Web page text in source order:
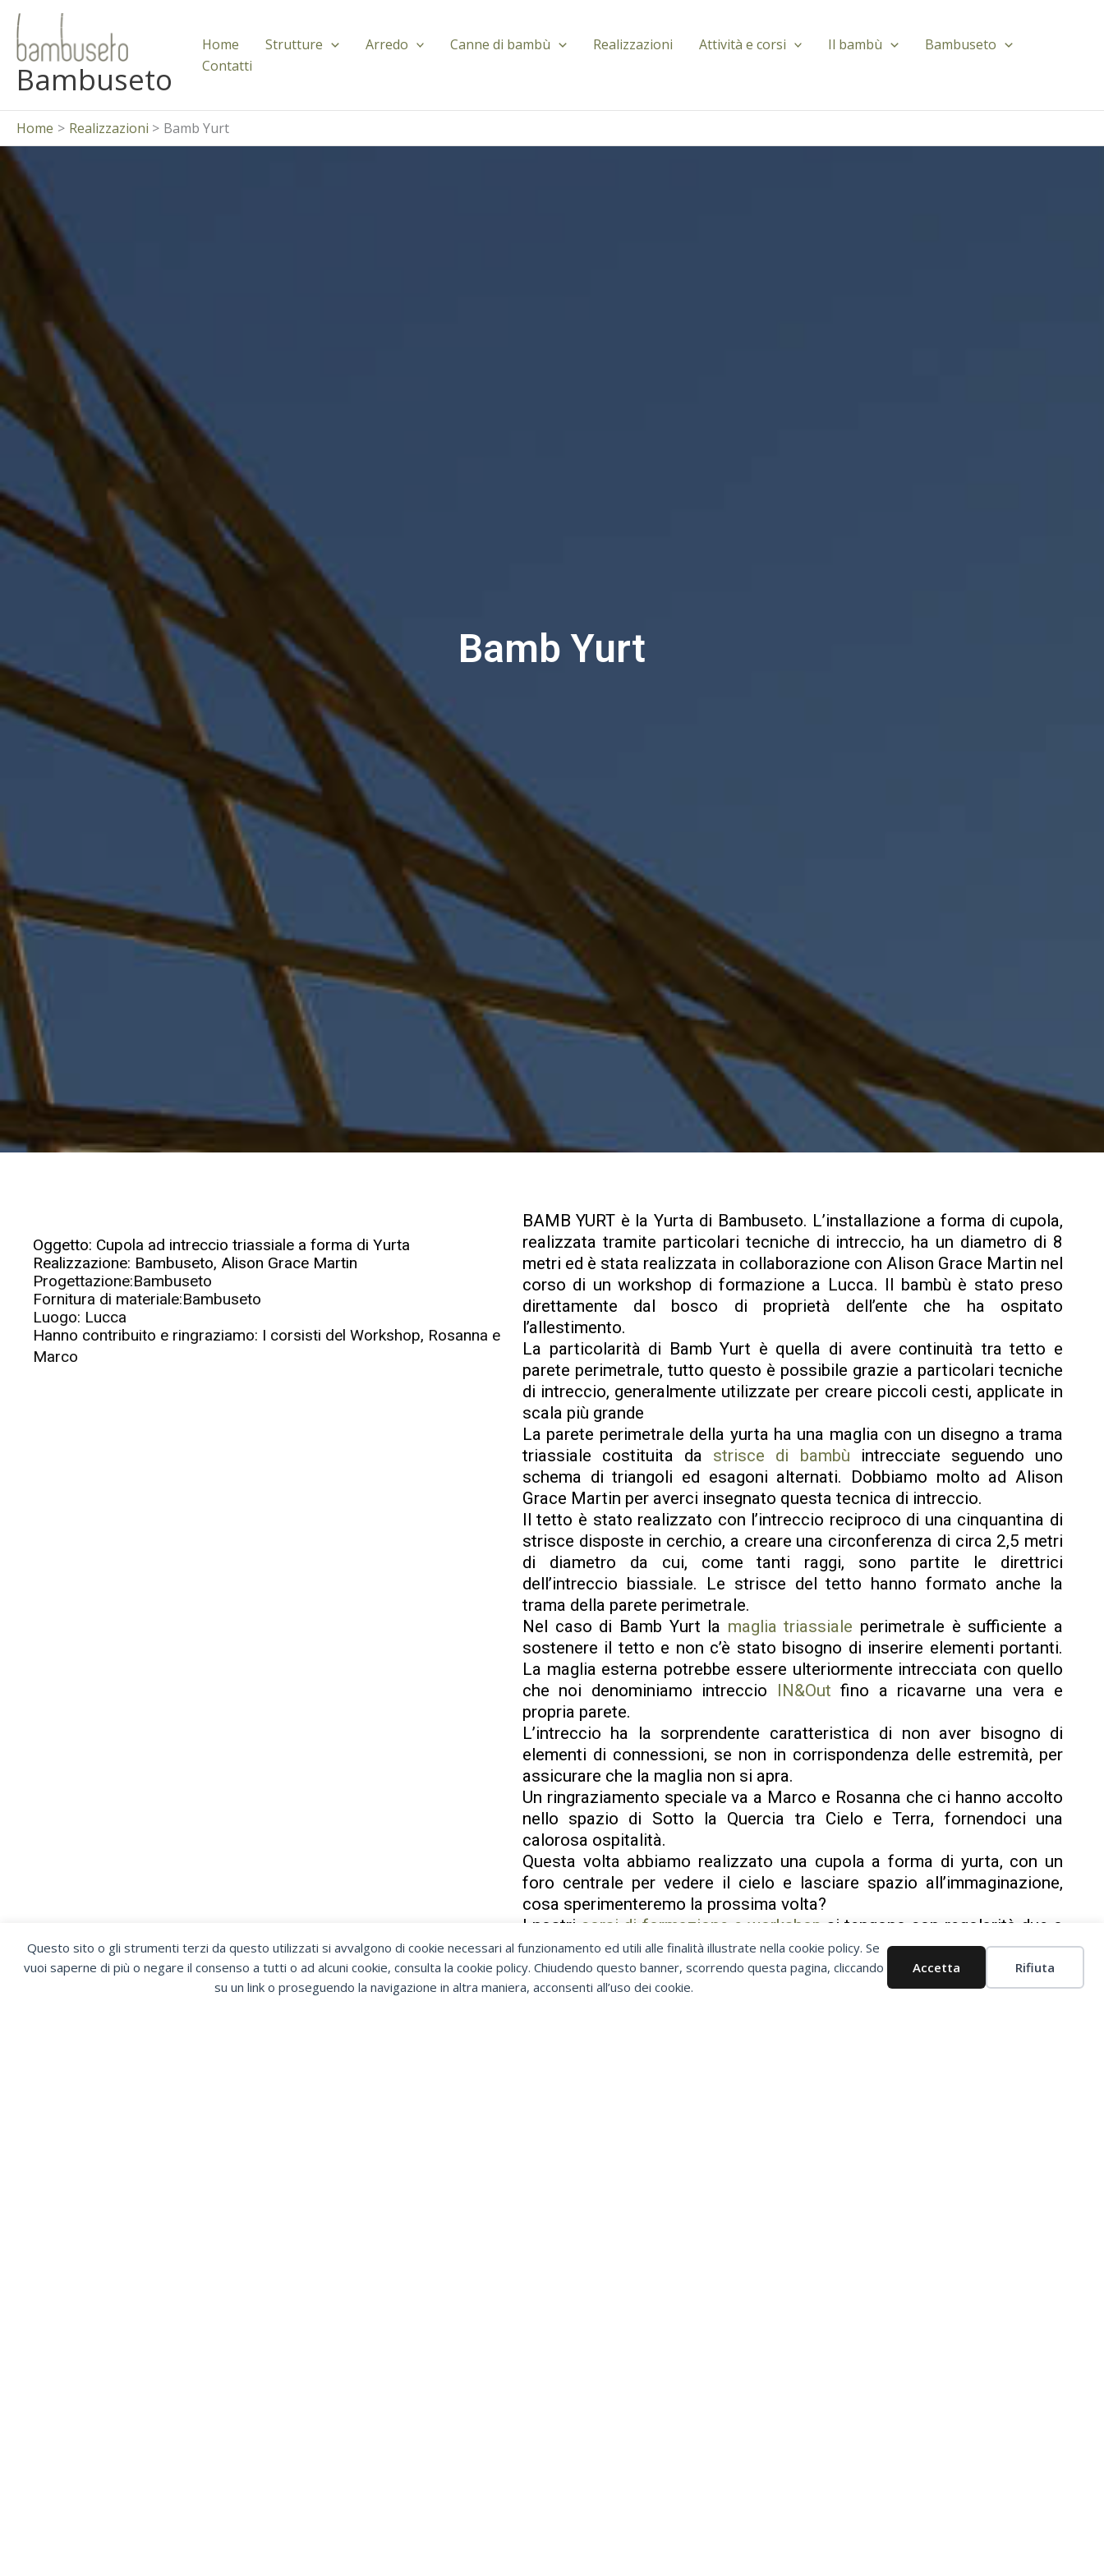
Questo sito o gli strumenti terzi da questo utilizzati si avvalgono di cookie necessari al funzionamento ed utili alle finalità illustrate nella cookie policy. Se
vuoi saperne di più o negare il consenso a tutti o ad alcuni cookie, consulta la cookie policy. Chiudendo questo banner, scorrendo questa pagina, cliccando
su un link o proseguendo la navigazione in altra maniera, acconsenti all’uso dei cookie.
Accetta Rifiuta
contenuto
Bambuseto
Home Strutture Arredo Canne di bambù Realizzazioni Attività e corsi Il bambù
Bambuseto
Contatti
Home Realizzazioni Bamb Yurt
Bamb Yurt
Oggetto: Cupola ad intreccio triassiale a forma di Yurta
Realizzazione: Bambuseto, Alison Grace Martin
Progettazione:Bambuseto
Fornitura di materiale:Bambuseto
Luogo: Lucca
Hanno contribuito e ringraziamo: I corsisti del Workshop, Rosanna e
Marco
BAMB YURT è la Yurta di Bambuseto. L’installazione a forma di cupola,
realizzata tramite particolari tecniche di intreccio, ha un diametro di 8
metri ed è stata realizzata in collaborazione con Alison Grace Martin nel
corso di un workshop di formazione a Lucca. Il bambù è stato preso
direttamente dal bosco di proprietà dell’ente che ha ospitato
l’allestimento.
La particolarità di Bamb Yurt è quella di avere continuità tra tetto e
parete perimetrale, tutto questo è possibile grazie a particolari tecniche
di intreccio, generalmente utilizzate per creare piccoli cesti, applicate in
scala più grande
La parete perimetrale della yurta ha una maglia con un disegno a trama
triassiale costituita da strisce di bambù intrecciate seguendo uno
schema di triangoli ed esagoni alternati. Dobbiamo molto ad Alison
Grace Martin per averci insegnato questa tecnica di intreccio.
Il tetto è stato realizzato con l’intreccio reciproco di una cinquantina di
strisce disposte in cerchio, a creare una circonferenza di circa 2,5 metri
di diametro da cui, come tanti raggi, sono partite le direttrici
dell’intreccio biassiale. Le strisce del tetto hanno formato anche la
trama della parete perimetrale.
Nel caso di Bamb Yurt la maglia triassiale perimetrale è sufficiente a
sostenere il tetto e non c’è stato bisogno di inserire elementi portanti.
La maglia esterna potrebbe essere ulteriormente intrecciata con quello
che noi denominiamo intreccio IN&Out fino a ricavarne una vera e
propria parete.
L’intreccio ha la sorprendente caratteristica di non aver bisogno di
elementi di connessioni, se non in corrispondenza delle estremità, per
assicurare che la maglia non si apra.
Un ringraziamento speciale va a Marco e Rosanna che ci hanno accolto
nello spazio di Sotto la Quercia tra Cielo e Terra, fornendoci una
calorosa ospitalità.
Questa volta abbiamo realizzato una cupola a forma di yurta, con un
foro centrale per vedere il cielo e lasciare spazio all’immaginazione,
cosa sperimenteremo la prossima volta?
I nostri corsi di formazione e workshop si tengono con regolarità due o
più volte l’anno, per tenerti informatoscrivici , ti inseriremo nella nostra
mailing list.un